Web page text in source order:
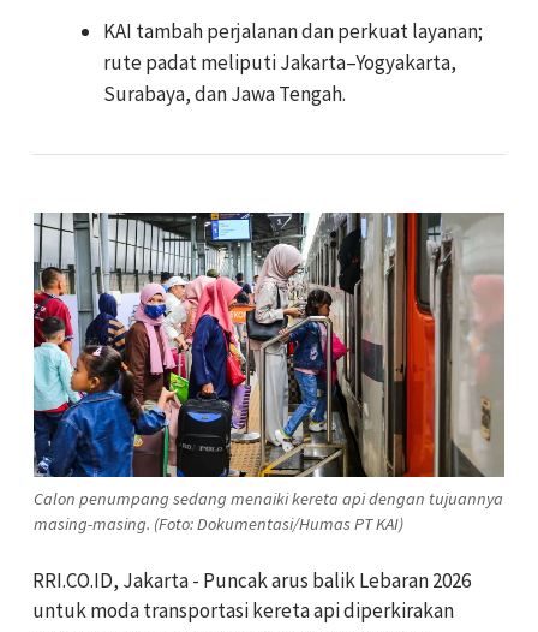
KAI tambah perjalanan dan perkuat layanan;
rute padat meliputi Jakarta–Yogyakarta,
Surabaya, dan Jawa Tengah.
Calon penumpang sedang menaiki kereta api dengan tujuannya
masing-masing. (Foto: Dokumentasi/Humas PT KAI)
RRI.CO.ID, Jakarta - Puncak arus balik Lebaran 2026
untuk moda transportasi kereta api diperkirakan